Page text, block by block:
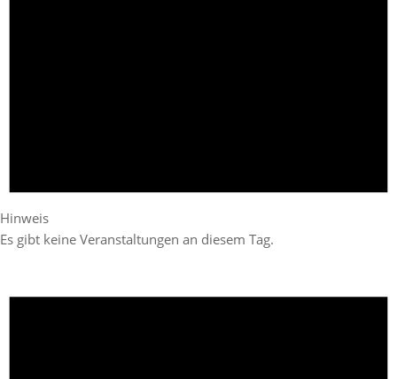
Hinweis
Es gibt keine Veranstaltungen an diesem Tag.